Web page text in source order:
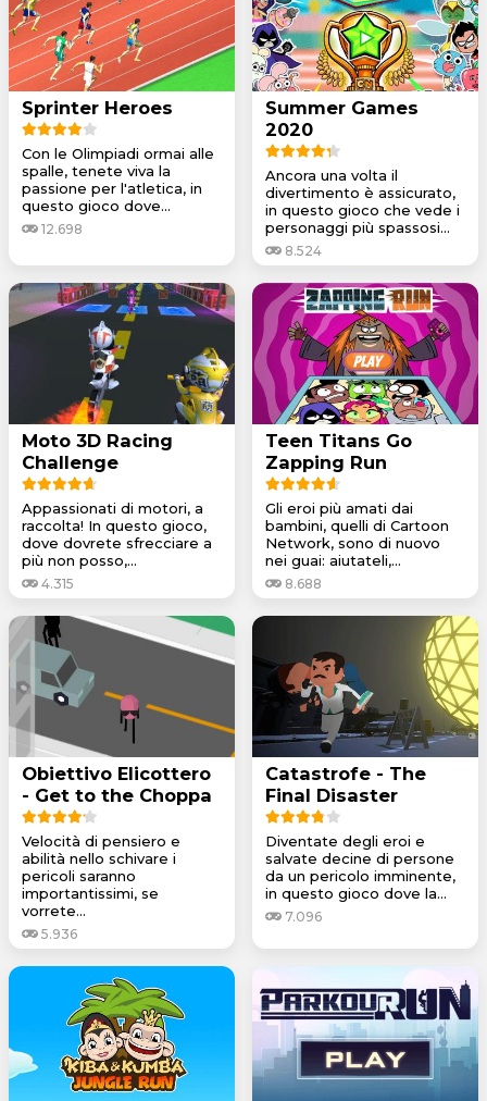
Sprinter Heroes
Con le Olimpiadi ormai alle
spalle, tenete viva la
passione per l'atletica, in
questo gioco dove...
12.698
Summer Games
2020
Ancora una volta il
divertimento è assicurato,
in questo gioco che vede i
personaggi più spassosi...
8.524
Moto 3D Racing
Challenge
Appassionati di motori, a
raccolta! In questo gioco,
dove dovrete sfrecciare a
più non posso,...
4.315
Teen Titans Go
Zapping Run
Gli eroi più amati dai
bambini, quelli di Cartoon
Network, sono di nuovo
nei guai: aiutateli,...
8.688
Obiettivo Elicottero
- Get to the Choppa
Velocità di pensiero e
abilità nello schivare i
pericoli saranno
importantissimi, se
vorrete...
5.936
Catastrofe - The
Final Disaster
Diventate degli eroi e
salvate decine di persone
da un pericolo imminente,
in questo gioco dove la...
7.096